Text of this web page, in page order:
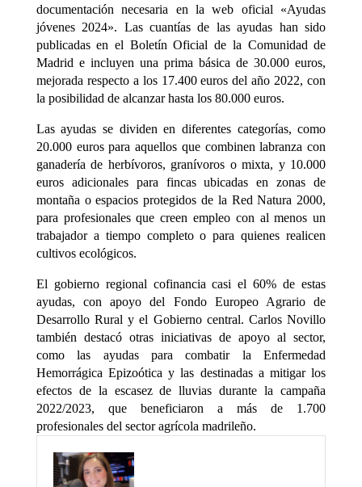
documentación necesaria en la web oficial «Ayudas
jóvenes 2024». Las cuantías de las ayudas han sido
publicadas en el Boletín Oficial de la Comunidad de
Madrid e incluyen una prima básica de 30.000 euros,
mejorada respecto a los 17.400 euros del año 2022, con
la posibilidad de alcanzar hasta los 80.000 euros.
Las ayudas se dividen en diferentes categorías, como
20.000 euros para aquellos que combinen labranza con
ganadería de herbívoros, granívoros o mixta, y 10.000
euros adicionales para fincas ubicadas en zonas de
montaña o espacios protegidos de la Red Natura 2000,
para profesionales que creen empleo con al menos un
trabajador a tiempo completo o para quienes realicen
cultivos ecológicos.
El gobierno regional cofinancia casi el 60% de estas
ayudas, con apoyo del Fondo Europeo Agrario de
Desarrollo Rural y el Gobierno central. Carlos Novillo
también destacó otras iniciativas de apoyo al sector,
como las ayudas para combatir la Enfermedad
Hemorrágica Epizoótica y las destinadas a mitigar los
efectos de la escasez de lluvias durante la campaña
2022/2023, que beneficiaron a más de 1.700
profesionales del sector agrícola madrileño.